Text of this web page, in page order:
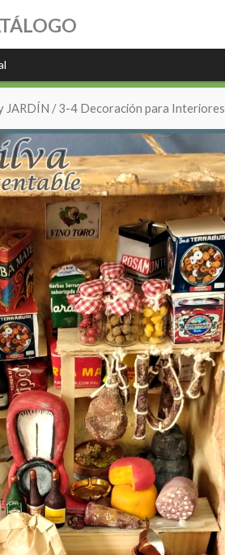
JARDÍN /3-4 Decoración para Interiores